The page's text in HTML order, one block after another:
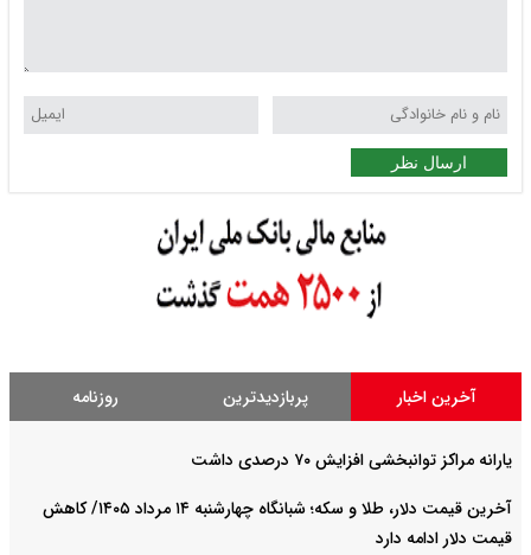
ارسال نظر
آخرین اخبار پربازدیدترین روزنامه
یارانه مراکز توانبخشی افزایش ۷۰ درصدی داشت
آخرین قیمت دلار، طلا و سکه؛ شبانگاه چهارشنبه ۱۴ مرداد ۱۴۰۵/ کاهش
قیمت دلار ادامه دارد